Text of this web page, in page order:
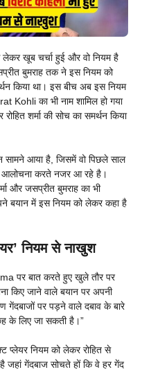
लेकर खूब चर्चा हुई और वो नियम है
बुमराह तक ने इस नियम को
किया था। इस बीच अब इस नियम
Kohli का भी नाम शामिल हो गया
शर्मा की सोच का समर्थन किया
सामने आया है, जिसमें वो पिछले साल
आलोचना करते नजर आ रहे है।
और जसप्रीत बुमराह का भी
बयान में इस नियम को लेकर कहा है
नियम से नाखुश
पर बात करते हुए खुले तौर पर
किए जाने वाले बयान पर अपनी
गेंदबाजों पर पड़ने वाले दबाव के बारे
के लिए जा सकती है।”
प्लेयर नियम को लेकर रोहित से
जहां गेंदबाज सोचते हों कि वे हर गेंद